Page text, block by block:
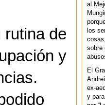
rutina de
y
al
los
sobre
El
ex-
y